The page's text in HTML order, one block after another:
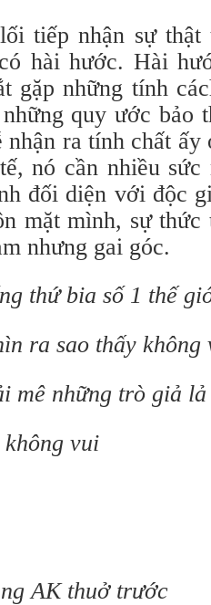
tiếp nhận sự
hài hước. Hài
gặp những tính
quy ước bảo
nhận ra tính chất
nó cần nhiều sức
đối diện với độc
mặt mình, sự
nhưng gai góc.
thứ bia số 1 thế
ra sao thấy không
mê những trò giả lả
vui
AK thuở trước